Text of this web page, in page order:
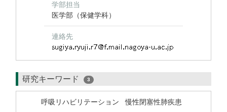
学部担当
医学部（保健学科）
連絡先
研究キーワード 3
呼吸リハビリテーション
慢性閉塞性肺疾患